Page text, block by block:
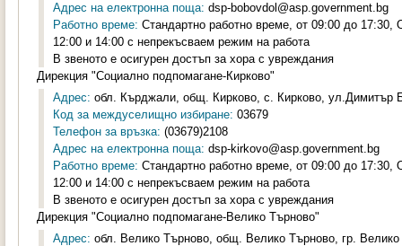
Адрес на електронна поща: dsp-bobovdol@asp.government.bg
Работно време: Стандартно работно време, от 09:00 до
12:00 и 14:00 с непрекъсваем режим на работа
В звеното е осигурен достъп за хора с увреждания
Дирекция "Социално подпомагане-Кирково"
Адрес: обл. Кърджали, общ. Кирково, с. Кирково, ул.Димитър
Код за междуселищно избиране: 03679
Телефон за връзка: (03679)2108
Адрес на електронна поща: dsp-kirkovo@asp.government.bg
Работно време: Стандартно работно време, от 09:00 до
12:00 и 14:00 с непрекъсваем режим на работа
В звеното е осигурен достъп за хора с увреждания
Дирекция "Социално подпомагане-Велико Търново"
Адрес: обл. Велико Търново, общ. Велико Търново, гр.